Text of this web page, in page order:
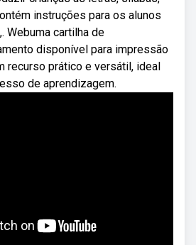
instruções para os alunos
Webuma cartilha de
disponível para impressão
recurso prático e versátil, ideal
de aprendizagem.